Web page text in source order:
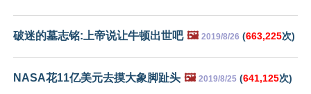
破迷的墓志铭:上帝说让牛顿出世吧 🖼️ 2019/8/26 (663,225次)
NASA花11亿美元去摸大象脚趾头 🖼️ 2019/8/25 (641,125次)